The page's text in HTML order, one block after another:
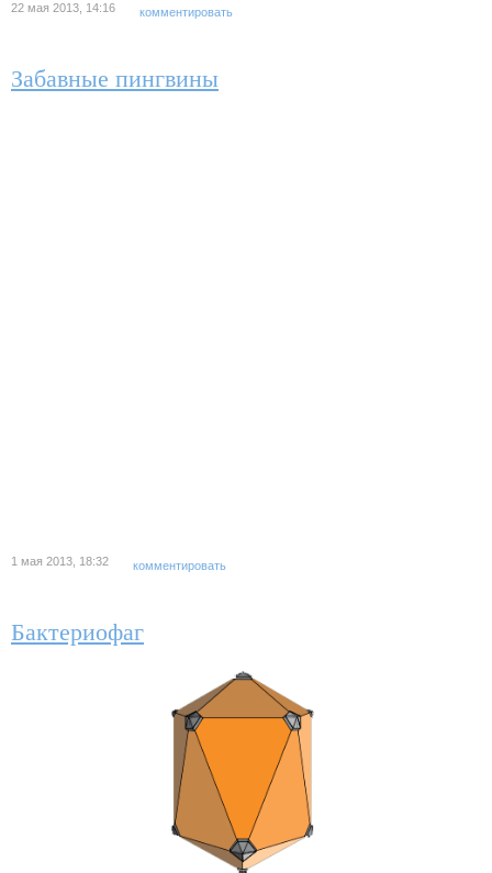
22 мая 2013, 14:16 комментировать
Забавные пингвины
1 мая 2013, 18:32 комментировать
Бактериофаг